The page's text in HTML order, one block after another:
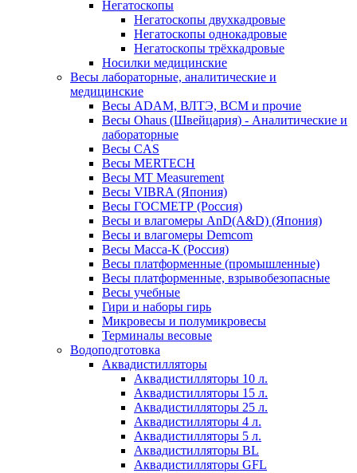
Негатоскопы
Негатоскопы двухкадровые
Негатоскопы однокадровые
Негатоскопы трёхкадровые
Носилки медицинские
Весы лабораторные, аналитические и
медицинские
Весы ADAM, ВЛТЭ, BCM и прочие
Весы Ohaus (Швейцария) - Аналитические и
лабораторные
Весы CAS
Весы MERTECH
Весы MT Measurement
Весы VIBRA (Япония)
Весы ГОСМЕТР (Россия)
Весы и влагомеры AnD(A&D) (Япония)
Весы и влагомеры Demcom
Весы Масса-К (Россия)
Весы платформенные (промышленные)
Весы платформенные, взрывобезопасные
Весы учебные
Гири и наборы гирь
Микровесы и полумикровесы
Терминалы весовые
Водоподготовка
Аквадистилляторы
Аквадистилляторы 10 л.
Аквадистилляторы 15 л.
Аквадистилляторы 25 л.
Аквадистилляторы 4 л.
Аквадистилляторы 5 л.
Аквадистилляторы BL
Аквадистилляторы GFL